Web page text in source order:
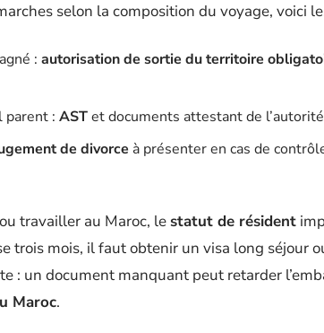
selon la composition du voyage, voici
: autorisation de sortie du territoire
parent : ASTet documents attestant de
de divorce à présenter en cas de
travailler au Maroc, le statut de résident
trois mois, il faut obtenir un visa long séjour
: un document manquant peut retarder
Maroc.